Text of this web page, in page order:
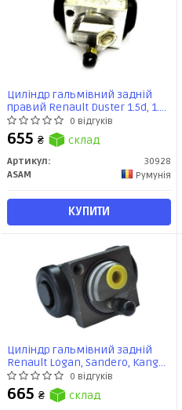
Циліндр гальмівний задній
правий Renault Duster 1.5d, 1.6i
(10-) (30928) Asam
0 відгуків
655 ₴ склад
Артикул:
30928
ASAM
Румунія
КУПИТИ
Циліндр гальмівний задній
Renault Logan, Sandero, Kangoo
(08-)/Mercedes Citan (12-)
(32701) Asam
0 відгуків
665 ₴ склад